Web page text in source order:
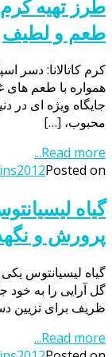
طرز تهیه کرم
طعم و لطیف
کرم کاتالانا: دسر
همواره با طعم
جایگاه ویژه ای در
محبوب، […]
Read more...
ins2012Posted on
گیاه
پرورش و
گیاه لیسیانتوس
گل آرایی را به خود
ظریف برای تزیین
Read more...